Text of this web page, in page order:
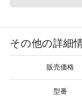
その他の詳細
販売価格
型番